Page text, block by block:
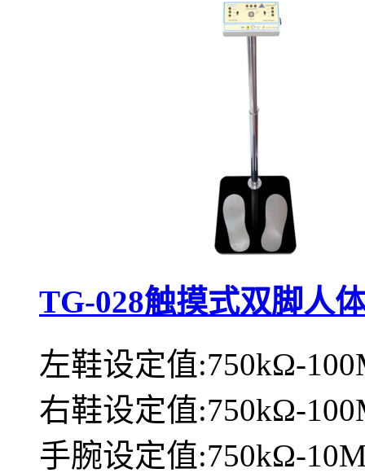
TG-028触摸式双脚人
左鞋设定值:750kΩ-
右鞋设定值:750kΩ-
手腕设定值:750kΩ-